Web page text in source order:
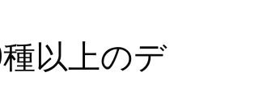
以上のデ